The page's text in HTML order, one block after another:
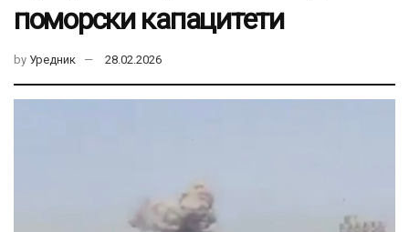
поморски капацитети
by Уредник 28.02.2026